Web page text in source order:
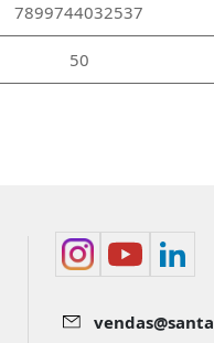
7899744032537
50